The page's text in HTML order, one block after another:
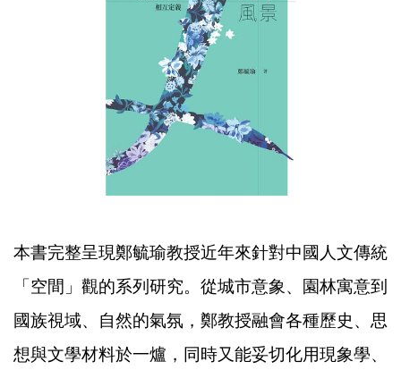
本書完整呈現鄭毓瑜教授近年來針對中國人文傳統
「空間」觀的系列研究。從城市意象、園林寓意到
國族視域、自然的氣氛，鄭教授融會各種歷史、思
想與文學材料於一爐，同時又能妥切化用現象學、